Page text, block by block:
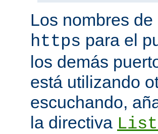
Los nombres
https para el
los demás
está utilizando
escuchando,
la directiva